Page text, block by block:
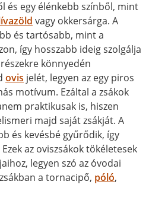
és egy élénkebb színből, mint
vagy okkersárga. A
és tartósabb, mint a
így hosszabb ideig szolgálja
könnyedén
ovis jelét, legyen az egy piros
motívum. Ezáltal a zsákok
praktikusak is, hiszen
majd saját zsákját. A
és kevésbé gyűrődik, így
az oviszsákok tökéletesek
legyen szó az óvodai
a tornacipő, póló,